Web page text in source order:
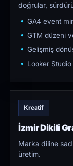
doğrular,
GA4 event
GTM düzeni
Gelişmiş
Looker
Kreatif
İzmir Dikili
Marka diline
üretim.